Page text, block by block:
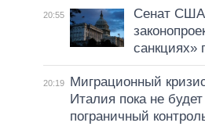
20:55
Сенат США
санкциях»
20:19
Миграционный
Италия пока не
пограничный